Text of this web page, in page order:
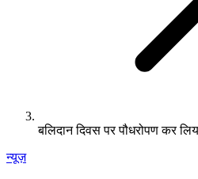
बलिदान दिवस पर पौधरोपण कर
न्यूज़